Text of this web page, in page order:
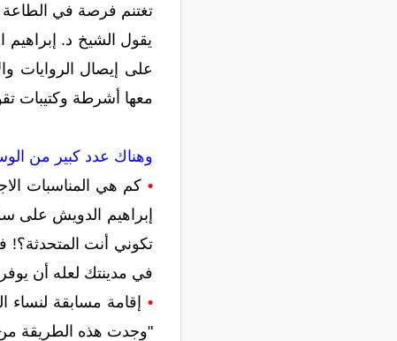
تغتنم فرصة في الطاعة
يقول الشيخ د.
على إيصال الروايات
معها أشرطة وكتيبات
وهناك عدد كبير من
• كم هي المناسبات
إبراهيم الدويش على
تكوني أنت المتحدثة؟!
في مدينتك لعله أن
•
"وجدت هذه الطريقة